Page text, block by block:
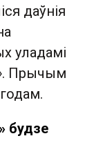
даўнія
уладамі
Прычым
будзе